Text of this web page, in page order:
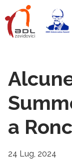
a
24 Lug, 2024